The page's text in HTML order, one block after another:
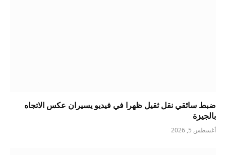
ضبط سائقي نقل ثقيل ظهرا في فيديو يسيران عكس الاتجاه
بالجيزة
أغسطس 5, 2026